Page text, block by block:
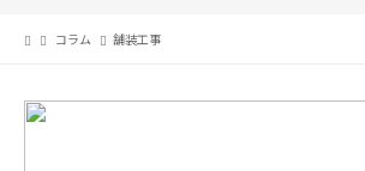
コラム 舗装工事